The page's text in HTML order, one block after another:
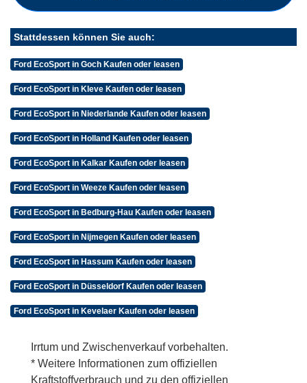
Stattdessen können Sie auch:
Ford EcoSport in Goch Kaufen oder leasen
Ford EcoSport in Kleve Kaufen oder leasen
Ford EcoSport in Niederlande Kaufen oder leasen
Ford EcoSport in Holland Kaufen oder leasen
Ford EcoSport in Kalkar Kaufen oder leasen
Ford EcoSport in Weeze Kaufen oder leasen
Ford EcoSport in Bedburg-Hau Kaufen oder leasen
Ford EcoSport in Nijmegen Kaufen oder leasen
Ford EcoSport in Hassum Kaufen oder leasen
Ford EcoSport in Düsseldorf Kaufen oder leasen
Ford EcoSport in Kevelaer Kaufen oder leasen
Irrtum und Zwischenverkauf vorbehalten.
* Weitere Informationen zum offiziellen
Kraftstoffverbrauch und zu den offiziellen